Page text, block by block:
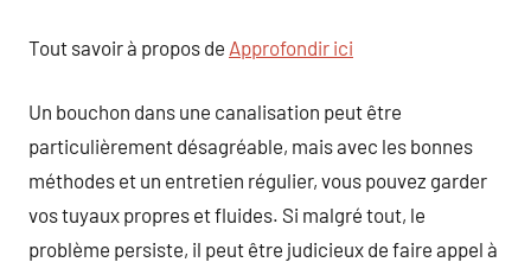
Tout savoir à propos de Approfondir ici
Un bouchon dans une canalisation peut être
particulièrement désagréable, mais avec les bonnes
méthodes et un entretien régulier, vous pouvez garder
vos tuyaux propres et fluides. Si malgré tout, le
problème persiste, il peut être judicieux de faire appel à